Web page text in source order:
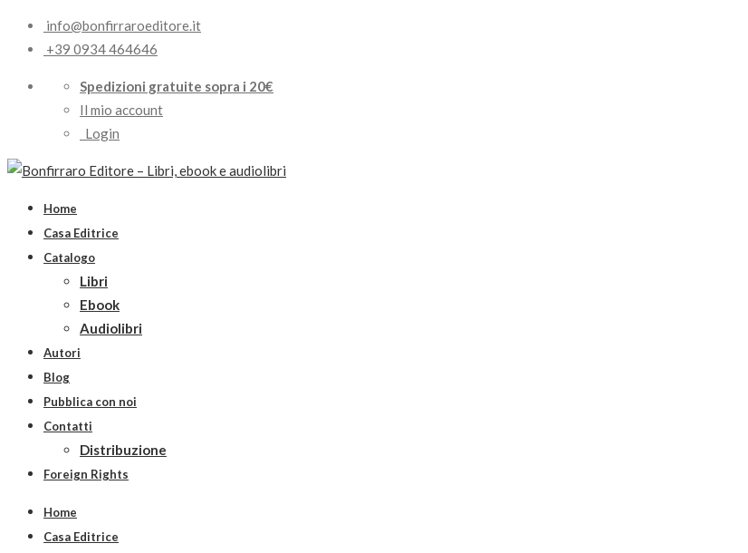
info@bonfirraroeditore.it
+39 0934 464646
Spedizioni gratuite sopra i 20€
Il mio account
Login
Home
Casa Editrice
Catalogo
Libri
Ebook
Audiolibri
Autori
Blog
Pubblica con noi
Contatti
Distribuzione
Foreign Rights
Home
Casa Editrice